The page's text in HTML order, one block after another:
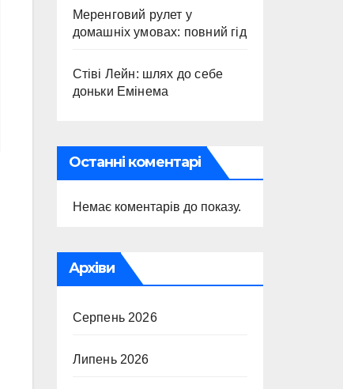
Меренговий рулет у
домашніх умовах: повний гід
Стіві Лейн: шлях до себе
доньки Емінема
Останні коментарі
Немає коментарів до показу.
Архіви
Серпень 2026
Липень 2026